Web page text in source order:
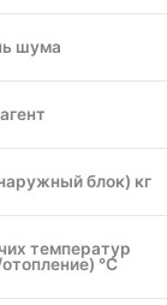
шума
блок) кг
температур
°C